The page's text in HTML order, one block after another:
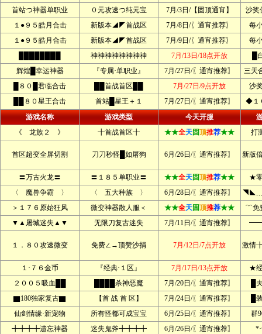
首站つ神器单职业
０元攻速つ纯元宝 7月/3日/【固顶通宵】
沙奖
１●９５皓月合击
新版本◢◤首战区 7月/8日/〖通宵推荐〗
每
１●９５皓月合击
新版本◢◤首战区 7月/9日/〖通宵推荐〗
每
神神神神神神神神 7月/13日/18点开放
█
辉煌█幸运神器
『专属·单职业』 7月/27日/〖通宵推荐〗
三天
█８０█君临合击
██首战首区██ 7月/27日/9点开放
沙
██８０星王合击
首站█星王＋１ 7月/27日/〖通宵推荐〗
◆１
游戏名称
游戏类型 今天开服
《 龙族２ 》
╋首战首区╋ ★★全天固顶推荐★★ 打
首区超变全屏切割 刀刀秒怪█如屠狗 6月/26日/〖通宵推荐〗 新版
〓万古火龙〓 〓１８５单职业〓 ★★全天固顶推荐★★
★
〈 魔兽争霸 〉
〈 五大种族 〉 6月/28日/〖通宵推荐〗
＞１７６原始狂风
微变神器散人服＜ ★★全天固顶推荐★★
﹌免
▼▲屠城迷失▲▼
无限刀复古迷失 7月/11日/〖通宵推荐〗 ━━
１．８０攻速微变 免费∠→顶赞沙捐 7月/12日/7点开放 激情
１·７６金币 『经典·１区』 7月/17日/13点开放
★
２００５吸血██
████杀神恶魔 7月/20日/〖通宵推荐〗
█
▇180独家复古▇
【首 战 首 区】 7月/24日/〖通宵推荐〗
█
仙剑情缘·新宠物
所有怪都可成宝宝 6月/25日/〖通宵推荐〗
群
╋╋╋╋遗忘神器
迷失鬼斧╋╋╋╋ 6月/26日/〖通宵推荐〗